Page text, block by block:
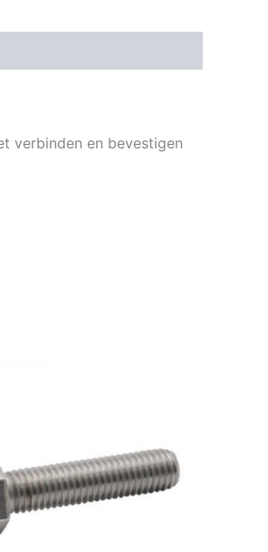
verbinden en bevestigen